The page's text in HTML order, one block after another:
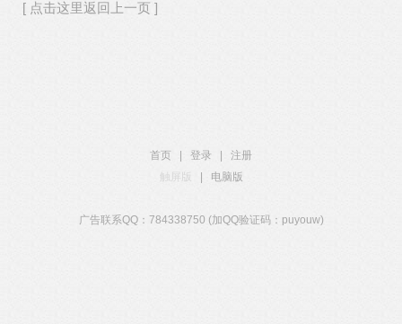
[ 点击这里返回上一页 ]
首页 登录
注册
触屏版
电脑版
广告联系QQ：784338750 (加QQ验证码：puyouw)